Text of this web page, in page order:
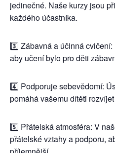
jedinečné. Naše kurzy jsou
každého účastníka.
3️⃣ Zábavná a účinná
aby učení bylo pro děti
4️⃣ Podporuje sebevědomí:
pomáhá vašemu dítěti
5️⃣ Přátelská atmosféra: V
přátelské vztahy a podporu,